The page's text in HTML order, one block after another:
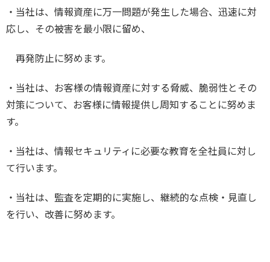
・当社は、情報資産に万一問題が発生した場合、迅速に対
応し、その被害を最小限に留め、
再発防止に努めます。
・当社は、お客様の情報資産に対する脅威、脆弱性とその
対策について、お客様に情報提供し周知することに努めま
す。
・当社は、情報セキュリティに必要な教育を全社員に対し
て行います。
・当社は、監査を定期的に実施し、継続的な点検・見直し
を行い、改善に努めます。